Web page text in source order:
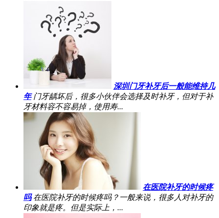
深圳门牙补牙后一般能维持几
年 门牙龋坏后，很多小伙伴会选择及时补牙，但对于补
牙材料容不容易掉，使用寿...
在医院补牙的时候疼
吗 在医院补牙的时候疼吗？一般来说，很多人对补牙的
印象就是疼。但是实际上，...